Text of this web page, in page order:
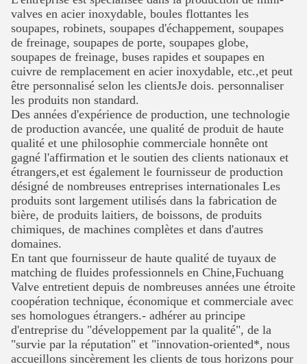
valves en acier inoxydable, boules flottantes les
soupapes, robinets, soupapes d'échappement, soupapes
de freinage, soupapes de porte, soupapes globe,
soupapes de freinage, buses rapides et soupapes en
cuivre de remplacement en acier inoxydable, etc.,et peut
être personnalisé selon les clientsJe dois. personnaliser
les produits non standard.
Des années d'expérience de production, une technologie
de production avancée, une qualité de produit de haute
qualité et une philosophie commerciale honnête ont
gagné l'affirmation et le soutien des clients nationaux et
étrangers,et est également le fournisseur de production
désigné de nombreuses entreprises internationales Les
produits sont largement utilisés dans la fabrication de
bière, de produits laitiers, de boissons, de produits
chimiques, de machines complètes et dans d'autres
domaines.
En tant que fournisseur de haute qualité de tuyaux de
matching de fluides professionnels en Chine,Fuchuang
Valve entretient depuis de nombreuses années une étroite
coopération technique, économique et commerciale avec
ses homologues étrangers.- adhérer au principe
d'entreprise du "développement par la qualité", de la
"survie par la réputation" et "innovation-oriented*, nous
accueillons sincèrement les clients de tous horizons pour